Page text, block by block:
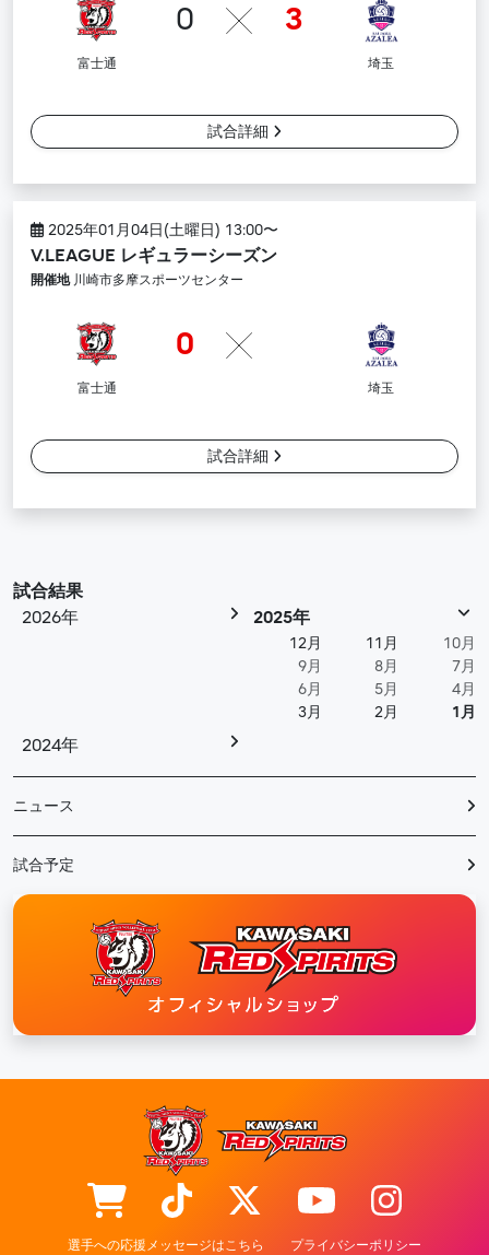
0 3
富士通 埼玉
試合詳細
2025年01月04日(土曜日) 13:00〜
V.LEAGUE レギュラーシーズン
開催地川崎市多摩スポーツセンター
0
富士通 埼玉
試合詳細
試合結果
2026年
2025年
12月 11月
10月
9月
8月
7月
6月
5月
4月
3月
2月 1月
2024年
ニュース
試合予定
選手への応援メッセージはこちら プライバシーポリシー